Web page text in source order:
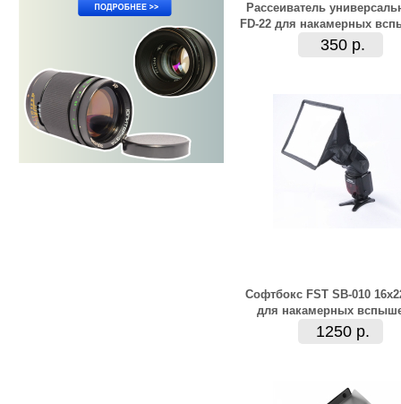
Рассеиватель
FD-22 для накамерных
350 р.
Софтбокс FST SB-010
для накамерных
1250 р.